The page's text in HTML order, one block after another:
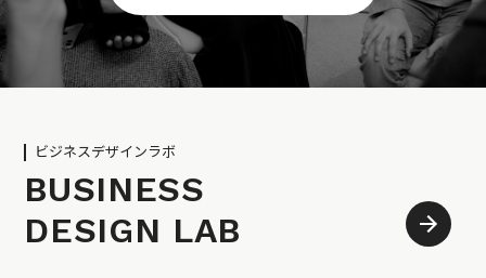
ビジネスデザインラボ
BUSINESS
DESIGN LAB